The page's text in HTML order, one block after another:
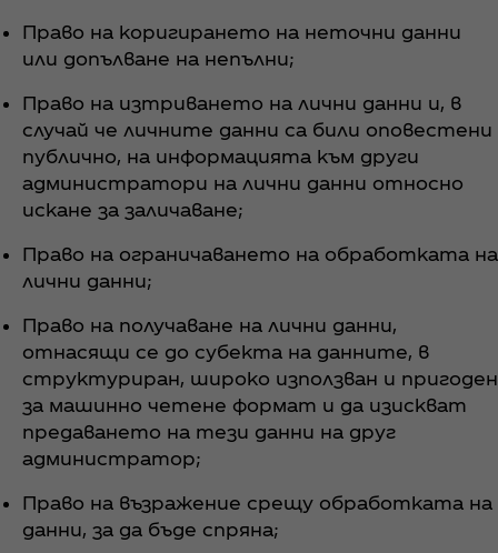
Право на коригирането на неточни данни
или допълване на непълни;
Право на изтриването на лични данни и, в
случай че личните данни са били оповестени
публично, на информацията към други
администратори на лични данни относно
искане за заличаване;
Право на ограничаването на обработката на
лични данни;
Право на получаване на лични данни,
отнасящи се до субекта на данните, в
структуриран, широко използван и пригоден
за машинно четене формат и да изискват
предаването на тези данни на друг
администратор;
Право на възражение срещу обработката на
данни, за да бъде спряна;